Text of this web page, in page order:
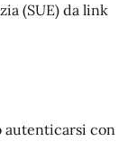
(SUE) da link
autenticarsi con